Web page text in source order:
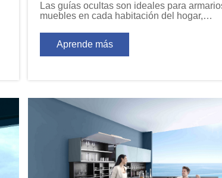
Las guías ocultas son ideales para
muebles en cada habitación del hogar,
los cajones.
Aprende más